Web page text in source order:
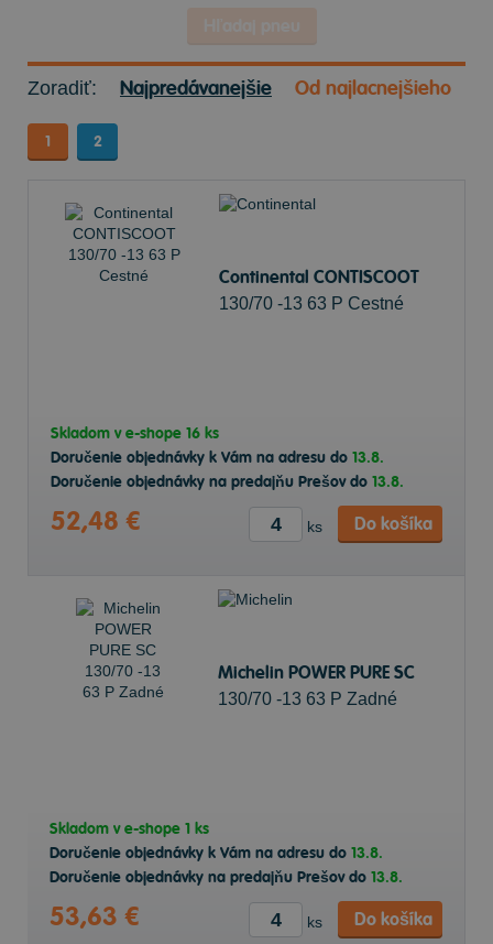
Zoradiť: Najpredávanejšie Od najlacnejšieho
1 2
Continental CONTISCOOT
130/70 -13 63 P Cestné
Skladom ve-shope 16 ks
Doručenie objednávky k Vám na adresu do 13.8.
Doručenie objednávky na predajňu Prešov do 13.8.
52,48 € ks Do košíka
Michelin POWER PURE SC
130/70 -13 63 P Zadné
Skladom ve-shope 1 ks
Doručenie objednávky k Vám na adresu do 13.8.
Doručenie objednávky na predajňu Prešov do 13.8.
53,63 € ks Do košíka